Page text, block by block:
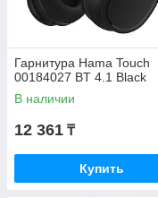
Гарнитура Hama Touch
00184027 BT 4.1 Black
В наличии
12 361 ₸
Купить